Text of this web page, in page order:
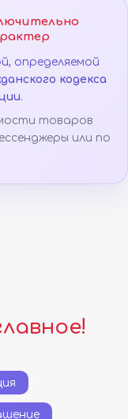
определяемой
кодекса
.
товаров
или по